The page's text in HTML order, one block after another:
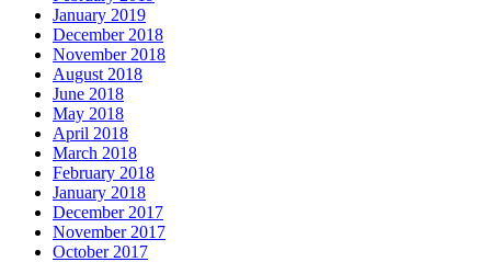
January 2019
December 2018
November 2018
August 2018
June 2018
May 2018
April 2018
March 2018
February 2018
January 2018
December 2017
November 2017
October 2017